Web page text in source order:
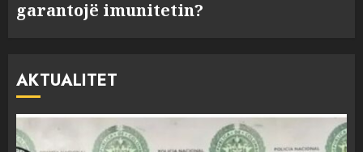
garantojë imunitetin?
AKTUALITET